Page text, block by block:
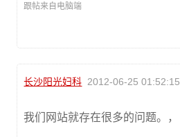
跟帖来自电脑端
长沙阳光妇科 2012-06-25 01:52:15
我们网站就存在很多的问题。，